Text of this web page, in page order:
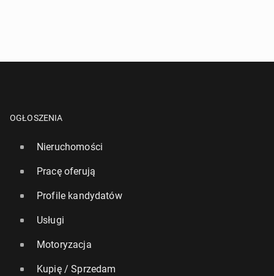
OGŁOSZENIA
Nieruchomości
Pracę oferują
Profile kandydatów
Usługi
Motoryzacja
Kupię / Sprzedam